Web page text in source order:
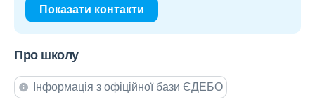
Показати контакти
Про школу
Інформація з офіційної бази ЄДЕБО